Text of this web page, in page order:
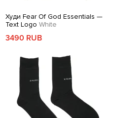
Худи Fear Of God Essentials —
Text Logo White
3490 RUB